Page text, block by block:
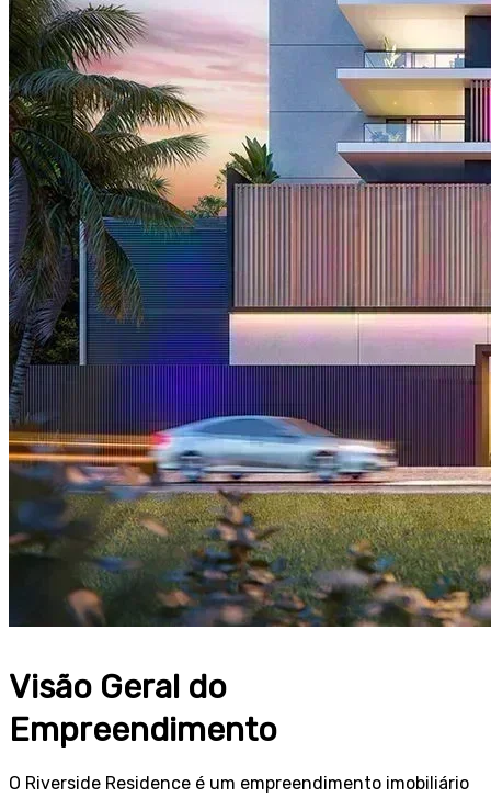
Visão Geral do
Empreendimento
O Riverside Residence é um empreendimento imobiliário